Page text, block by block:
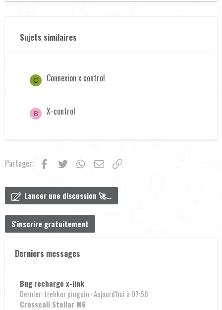
22
Times New Roman
Sujets similaires
C Connexion x control
B X-control
Partager: FacebookTwitter WhatsApp
Email
Lancer une discussion 🚀…
S'inscrire gratuitement
Derniers messages
Bug recharge x-link
Dernier: trekker pinguin Aujourd'hui à 07:58
Crosscall Stellar M6